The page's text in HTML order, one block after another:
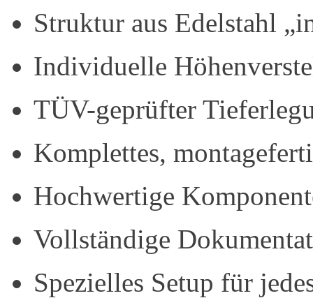
Struktur aus Edelstahl
Individuelle
TÜV-geprüfter
Komplettes,
Hochwertige
Vollständige
Spezielles Setup für